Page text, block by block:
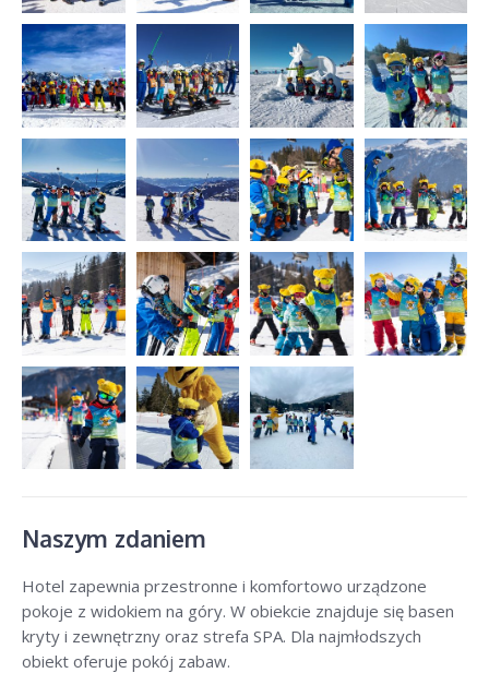
Naszym zdaniem
Hotel zapewnia przestronne i komfortowo urządzone
pokoje z widokiem na góry. W obiekcie znajduje się basen
kryty i zewnętrzny oraz strefa SPA. Dla najmłodszych
obiekt oferuje pokój zabaw.